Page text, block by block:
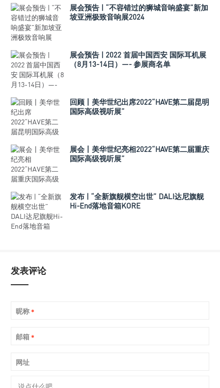
展会预告 | “不容错过的狮城音响盛宴”新加
坡亚洲极致音响展2024
展会预告 | 2022 首届中国西安 国际耳机展
（8月13-14日）—- 参展商名单
回顾丨美华世纪出席2022“HAVE第二届昆明
国际高级视听展”
展会丨美华世纪亮相2022“HAVE第二届重庆
国际高级视听展”
发布 | “全新旗舰横空出世” DALI达尼旗舰
Hi-End落地音箱KORE
发表评论
昵称 *
邮箱 *
网址